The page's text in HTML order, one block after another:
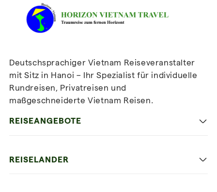
Newsletterabonnieren
Deutschsprachiger Vietnam Reiseveranstalter
mit Sitz in Hanoi – Ihr Spezialist für individuelle
Rundreisen, Privatreisen und
maßgeschneiderte Vietnam Reisen.
REISEANGEBOTE
REISELANDER